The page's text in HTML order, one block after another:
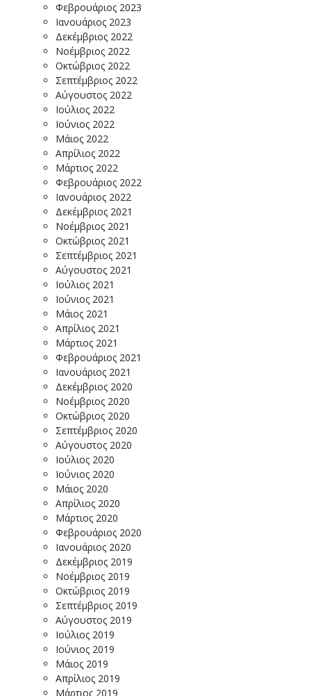
Φεβρουάριος 2023
Ιανουάριος 2023
Δεκέμβριος 2022
Νοέμβριος 2022
Οκτώβριος 2022
Σεπτέμβριος 2022
Αύγουστος 2022
Ιούλιος 2022
Ιούνιος 2022
Μάιος 2022
Απρίλιος 2022
Μάρτιος 2022
Φεβρουάριος 2022
Ιανουάριος 2022
Δεκέμβριος 2021
Νοέμβριος 2021
Οκτώβριος 2021
Σεπτέμβριος 2021
Αύγουστος 2021
Ιούλιος 2021
Ιούνιος 2021
Μάιος 2021
Απρίλιος 2021
Μάρτιος 2021
Φεβρουάριος 2021
Ιανουάριος 2021
Δεκέμβριος 2020
Νοέμβριος 2020
Οκτώβριος 2020
Σεπτέμβριος 2020
Αύγουστος 2020
Ιούλιος 2020
Ιούνιος 2020
Μάιος 2020
Απρίλιος 2020
Μάρτιος 2020
Φεβρουάριος 2020
Ιανουάριος 2020
Δεκέμβριος 2019
Νοέμβριος 2019
Οκτώβριος 2019
Σεπτέμβριος 2019
Αύγουστος 2019
Ιούλιος 2019
Ιούνιος 2019
Μάιος 2019
Απρίλιος 2019
Μάρτιος 2019